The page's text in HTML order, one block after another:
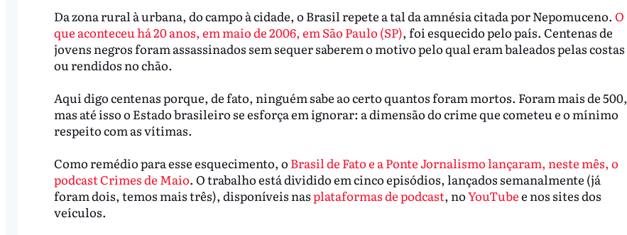
Da zona rural à urbana, do campo à cidade, o Brasil repete a tal da amnésia citada por Nepomuceno. O
que aconteceu há 20 anos, em maio de 2006, em São Paulo (SP), foi esquecido pelo país. Centenas de
jovens negros foram assassinados sem sequer saberem o motivo pelo qual eram baleados pelas costas
ou rendidos no chão.
Aqui digo centenas porque, de fato, ninguém sabe ao certo quantos foram mortos. Foram mais de 500,
mas até isso o Estado brasileiro se esforça em ignorar: a dimensão do crime que cometeu e o mínimo
respeito com as vítimas.
Como remédio para esse esquecimento, o Brasil de Fato e a Ponte Jornalismo lançaram, neste mês, o
podcast Crimes de Maio. O trabalho está dividido em cinco episódios, lançados semanalmente (já
foram dois, temos mais três), disponíveis nasplataformas de podcast, noYouTubee nos sites dos
veículos.